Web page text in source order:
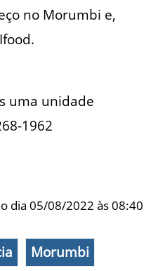
no Morumbi e,
uma unidade
1962
dia 05/08/2022 às08:40
Morumbi